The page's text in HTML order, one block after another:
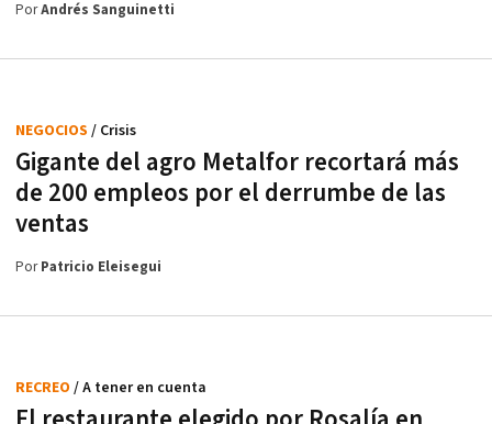
PorAndrés Sanguinetti
Gigante del agro Metalfor recortará más
de 200 empleos por el derrumbe de las
ventas
NEGOCIOS / Crisis
PorPatricio Eleisegui
RECREO / A tener en cuenta